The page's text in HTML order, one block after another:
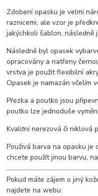
Zdobení opasku je velmi
raznicemi, ale vzor je
jakýchkoli šablon, následně
Následně byl opasek
opracovány a natřeny
vrstva je použit flexibilní
Opasek je namazán včelím
Přezka a poutko jsou
poutko lze jednoduše
Kvalitní nerezová či niklová
Použivá barva na opasku je
chcete použít jinou barvu,
Pokud máte zájem o jiný
najdete na webu: